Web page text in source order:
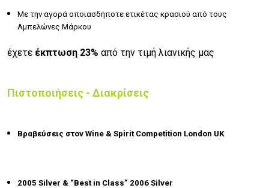
Με την αγορά οποιασδήποτε ετικέτας κρασιού από τους
Αμπελώνες Μάρκου
έχετε έκπτωση 23% από την τιμή λιανικής μας
Πιστοποιήσεις - Διακρίσεις
Βραβεύσεις στον Wine & Spirit Competition London UK
2005 Silver & “Best in Class” 2006 Silver